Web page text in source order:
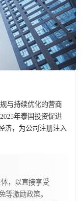
与持续优化的营商
年泰国投资促进
济，为公司注册注入
，以直接享受
等激励政策。